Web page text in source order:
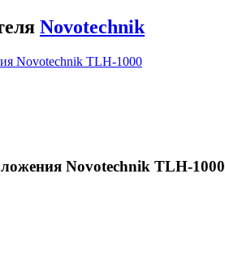
Novotechnik
Novotechnik TLH-1000